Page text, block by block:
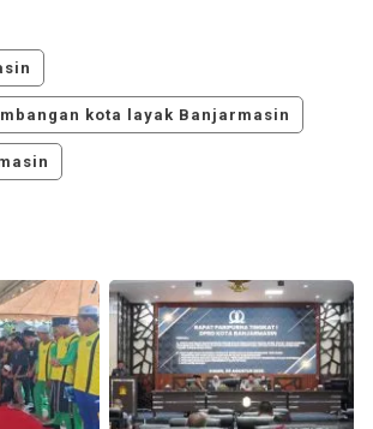
kota layak Banjarmasin